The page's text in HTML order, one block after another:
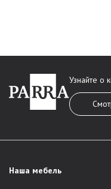
Наша мебель
Узнайте о